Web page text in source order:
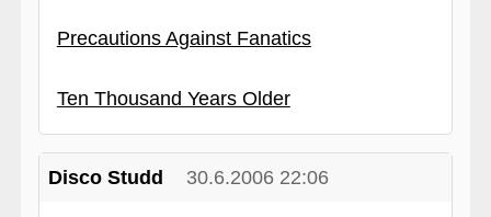
Precautions Against Fanatics
Ten Thousand Years Older
Disco Studd 30.6.2006 22:06